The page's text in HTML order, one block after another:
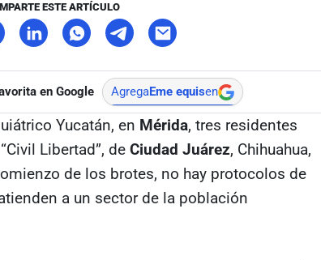
ESTE ARTÍCULO
en Google AgregaEme equisen
Yucatán, en Mérida, tres residentes
Libertad”, de Ciudad Juárez, Chihuahua,
de los brotes, no hay protocolos de
a un sector de la población